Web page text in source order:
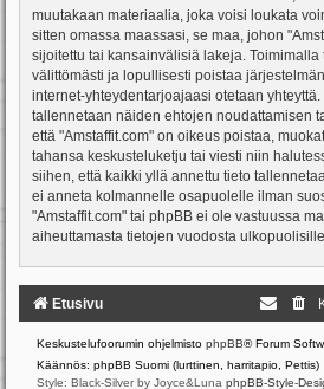
muutakaan materiaalia, joka voisi loukata
sitten omassa maassasi, se maa, johon
sijoitettu tai kansainvälisiä lakeja.
välittömästi ja lopullisesti poistaa
internet-yhteydentarjoajaasi otetaan
tallennetaan näiden ehtojen noudattamisen
että "Amstaffit.com" on oikeus poistaa,
tahansa keskusteluketju tai viesti niin
siihen, että kaikki yllä annettu tieto
ei anneta kolmannelle osapuolelle ilman
"Amstaffit.com" tai phpBB ei ole vastuussa
aiheuttamasta tietojen vuodosta
Etusivu
Keskustelufoorumin ohjelmisto phpBB® Forum
Käännös: phpBB Suomi (lurttinen, harritapio, Pettis)
Style: Black-Silver by Joyce&Luna phpBB-Style-